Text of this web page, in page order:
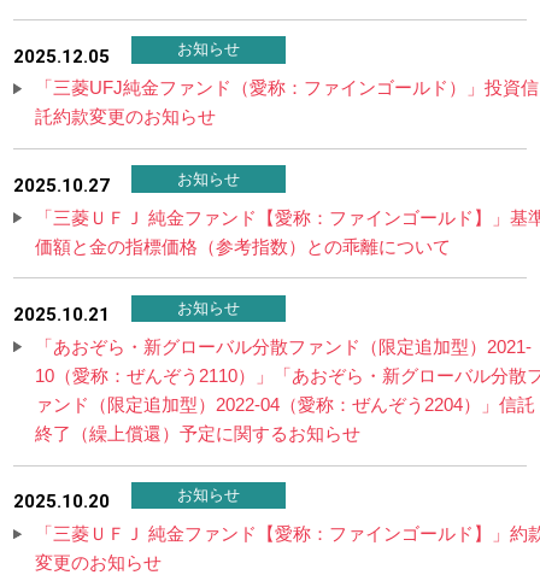
2025.12.05 お知らせ
「三菱UFJ純金ファンド（愛称：ファインゴールド）」投資信
託約款変更のお知らせ
2025.10.27 お知らせ
「三菱ＵＦＪ 純金ファンド【愛称：ファインゴールド】」基
価額と金の指標価格（参考指数）との乖離について
2025.10.21 お知らせ
「あおぞら・新グローバル分散ファンド（限定追加型）2021-
10（愛称：ぜんぞう2110）」「あおぞら・新グローバル分散
ァンド（限定追加型）2022-04（愛称：ぜんぞう2204）」信託
終了（繰上償還）予定に関するお知らせ
2025.10.20 お知らせ
「三菱ＵＦＪ 純金ファンド【愛称：ファインゴールド】」約
変更のお知らせ